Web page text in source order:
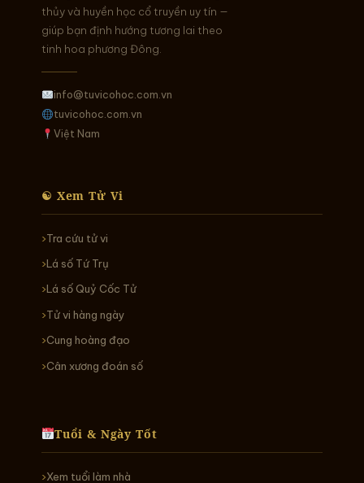
thủy và huyền học cổ truyền uy tín —
giúp bạn định hướng tương lai theo
tinh hoa phương Đông.
info@tuvicohoc.com.vn
tuvicohoc.com.vn
Việt Nam
☯ Xem Tử Vi
Tra cứu tử vi
Lá số Tứ Trụ
Lá số Quỷ Cốc Tử
Tử vi hàng ngày
Cung hoàng đạo
Cân xương đoán số
Tuổi & Ngày Tốt
Xem tuổi làm nhà